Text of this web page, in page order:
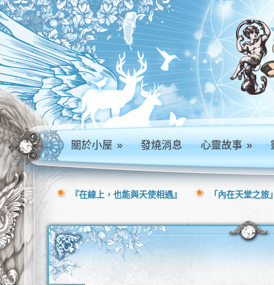
關於小屋» 發燒消息 心靈故事»
『在線上，也能與天使相遇』 「內在天堂之